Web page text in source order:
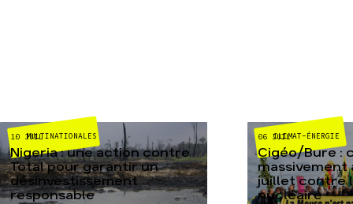
MULTINATIONALES
10 JUIL
Nigeria : une action contre
Total pour garantir un
désinvestissement
responsable
CLIMAT-ÉNERGIE
06 JUIL
Cigéo/Bure :
massivement
juillet contre
nucléaire